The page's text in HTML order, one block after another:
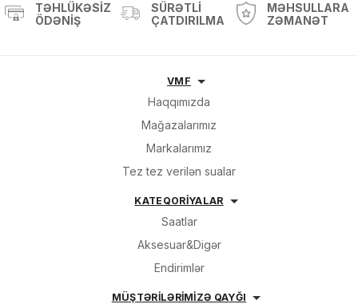
TƏHLÜKƏSIZ
ÖDƏNIŞ
SÜRƏTLI
ÇATDIRILMA
MƏHSULLARA
ZƏMANƏT
VMF
Haqqımızda
Mağazalarımız
Markalarımız
Tez tez verilən sualar
KATEQORİYALAR
Saatlar
Aksesuar&Digər
Endirimlər
MÜŞTƏRİLƏRİMİZƏ QAYĞI